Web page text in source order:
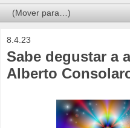
8.4.23
Sabe degustar a
Alberto